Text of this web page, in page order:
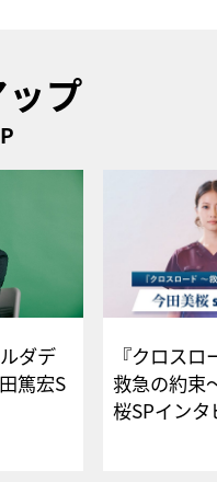
プ
ダデ
篤宏S
ー
『クロス
救急の約束
桜SPイ